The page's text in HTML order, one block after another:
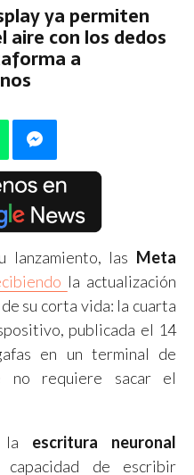
ya permiten
aire con los dedos
a
lanzamiento, las Meta
la actualización
su corta vida: la cuarta
publicada el 14
en un terminal de
no requiere sacar el
la escritura neuronal
de escribir